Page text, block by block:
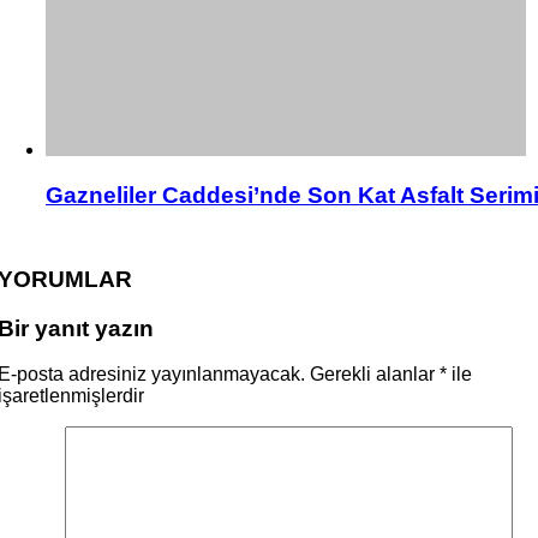
Gazneliler Caddesi’nde Son Kat Asfalt Serimi
yanıt yazın
posta adresiniz yayınlanmayacak. Gerekli alanlar * ile